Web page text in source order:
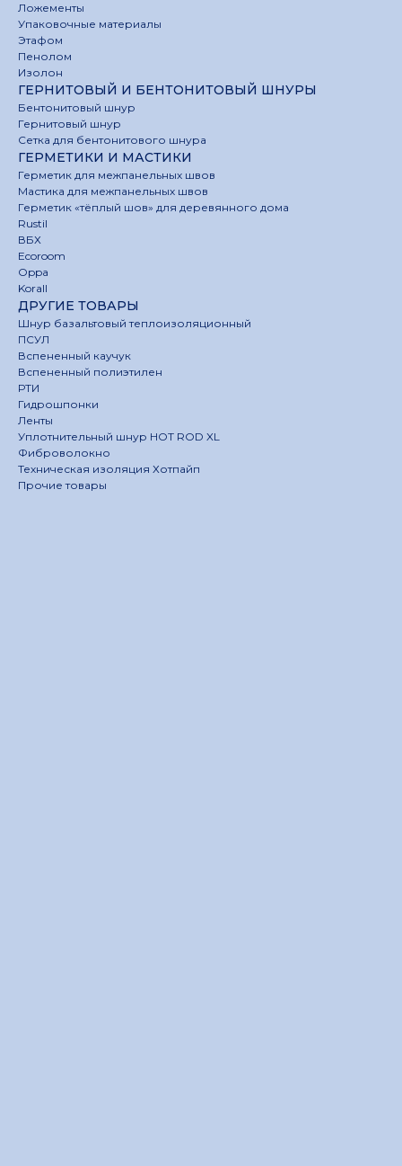
Ложементы
Упаковочные материалы
Этафом
Пенолом
Изолон
ГЕРНИТОВЫЙ И БЕНТОНИТОВЫЙ ШНУРЫ
Бентонитовый шнур
Гернитовый шнур
Сетка для бентонитового шнура
ГЕРМЕТИКИ И МАСТИКИ
Герметик для межпанельных швов
Мастика для межпанельных швов
Герметик «тёплый шов» для деревянного дома
Rustil
ВБХ
Ecoroom
Oppa
Korall
ДРУГИЕ ТОВАРЫ
Шнур базальтовый теплоизоляционный
ПСУЛ
Вспененный каучук
Вспененный полиэтилен
РТИ
Гидрошпонки
Ленты
Уплотнительный шнур HOT ROD XL
Фиброволокно
Техническая изоляция Хотпайп
Прочие товары